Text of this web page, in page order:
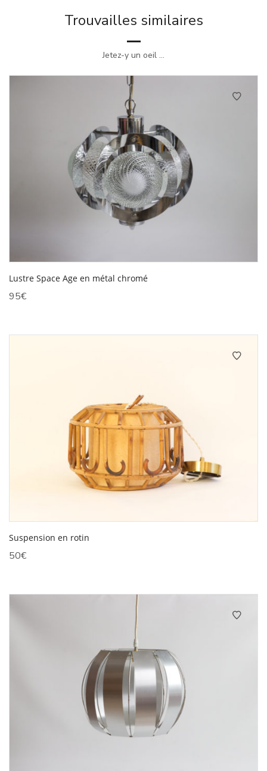
Trouvailles similaires
Jetez-y un oeil ...
Lustre Space Age en métal chromé
95€
Suspension en rotin
50€